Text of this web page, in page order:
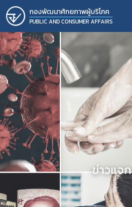
กองพัฒนาศักยภาพผู้บริโภค
PUBLIC AND CONSUMER AFFAIRS
ข่าวแจก